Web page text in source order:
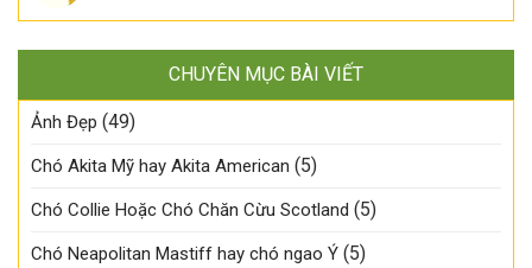
CHUYÊN MỤC BÀI VIẾT
Ảnh Đẹp (49)
Chó Akita Mỹ hay Akita American (5)
Chó Collie Hoặc Chó Chăn Cừu Scotland (5)
Chó Neapolitan Mastiff hay chó ngao Ý (5)